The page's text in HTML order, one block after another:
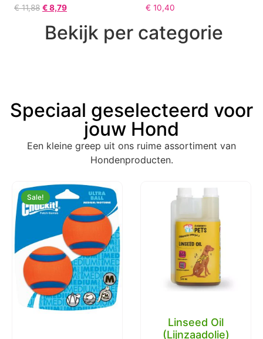
€11,88 €8,79 € 10,40
Bekijk per categorie
Speciaal geselecteerd voor
jouw Hond
Een kleine greep uit ons ruime assortiment van
Hondenproducten.
Sale!
Linseed Oil
(Lijnzaadolie)